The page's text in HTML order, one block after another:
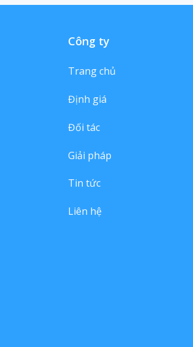
Công ty
Trang chủ
Định giá
Đối tác
Giải pháp
Tin tức
Liên hệ